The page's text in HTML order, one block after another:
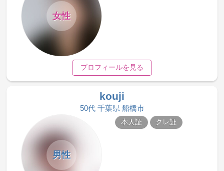
女性
プロフィールを見る
kouji
50代 千葉県 船橋市
男性
本人証 クレ証